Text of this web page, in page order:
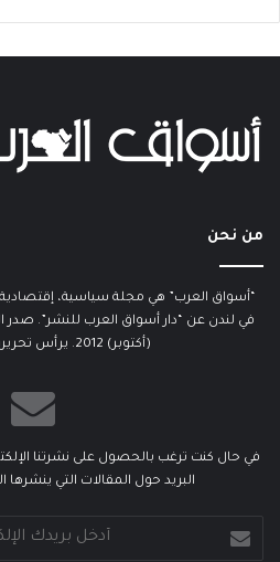
من نحن
“أسواق العرب” هي مجلة سياسية،
في لندن عن “دار أسواق العرب للنشر”. صدر
(أكتوبر) 2012. يرأس تحريرها كابي طبراني.
في حال كنت ترغب بالحصول على نشرتنا
البريد حول المقالات التي ينشرها
بريدك